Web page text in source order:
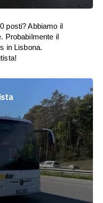
posti? Abbiamo il
Probabilmente il
in Lisbona.